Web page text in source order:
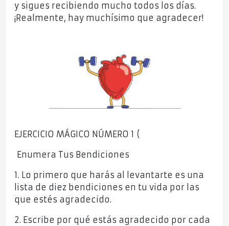
y sigues recibiendo mucho todos los días.
¡Realmente, hay muchísimo que agradecer!
EJERCICIO MÁGICO NÚMERO 1 (
Enumera Tus Bendiciones
1. Lo primero que harás al levantarte es una
lista de diez bendiciones en tu vida por las
que estés agradecido.
2. Escribe por qué estás agradecido por cada